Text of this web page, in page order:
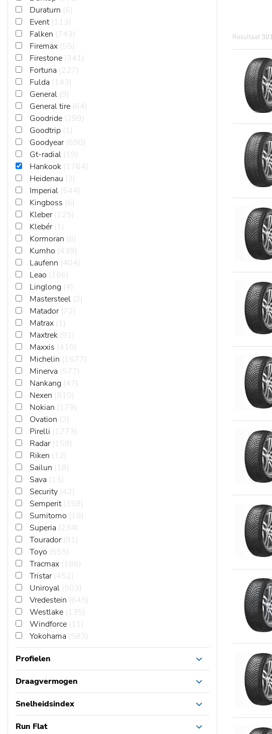
Duraturn (6)
Event (113)
Falken (743)
Firemax (55)
Firestone (341)
Fortuna (227)
Fulda (143)
General (9)
General tire (64)
Goodride (299)
Goodtrip (1)
Goodyear (890)
Gt-radial (19)
Hankook (1764)
Heidenau (3)
Imperial (544)
Kingboss (6)
Kleber (125)
Klebér (1)
Kormoran (8)
Kumho (439)
Laufenn (404)
Leao (166)
Linglong (4)
Mastersteel (2)
Matador (72)
Matrax (1)
Maxtrek (91)
Maxxis (410)
Michelin (1677)
Minerva (577)
Nankang (47)
Nexen (810)
Nokian (179)
Ovation (2)
Pirelli (1773)
Radar (159)
Riken (12)
Sailun (18)
Sava (13)
Security (42)
Semperit (359)
Sumitomo (16)
Superia (234)
Tourador (91)
Toyo (555)
Tracmax (186)
Tristar (452)
Uniroyal (503)
Vredestein (645)
Westlake (135)
Windforce (11)
Yokohama (583)
Profielen
Draagvermogen
Snelheidsindex
Run Flat
Resultaat